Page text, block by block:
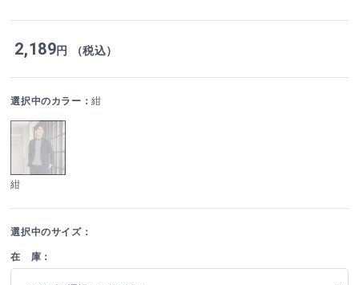
2,189円 （税込）
選択中のカラー：紺
紺
選択中のサイズ：
在 庫：